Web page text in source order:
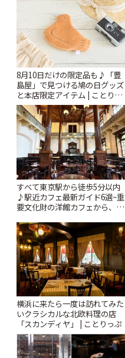
8月10日だけの限定品も♪「豊
島屋」で見つける鳩の日グッズ
と本店限定アイテム | ことりっ
ぷ
すべて東京駅から徒歩5分以内
♪駅近カフェ最新ガイド6選~重
要文化財の洋館カフェから、改
りっぷ
横浜に来たら一度は訪れてみた
いクラシカルな北欧料理の店
「スカンディヤ」 | ことりっぷ